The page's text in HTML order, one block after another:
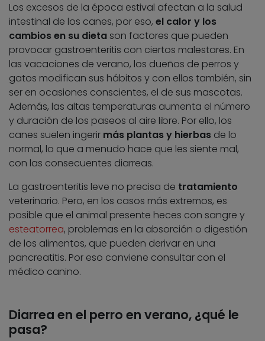
Los excesos de la época estival afectan a la salud
intestinal de los canes, por eso, el calor y los
cambios en su dieta son factores que pueden
provocar gastroenteritis con ciertos malestares. En
las vacaciones de verano, los dueños de perros y
gatos modifican sus hábitos y con ellos también, sin
ser en ocasiones conscientes, el de sus mascotas.
Además, las altas temperaturas aumenta el número
y duración de los paseos al aire libre. Por ello, los
canes suelen ingerir más plantas y hierbas de lo
normal, lo que a menudo hace que les siente mal,
con las consecuentes diarreas.
La gastroenteritis leve no precisa de tratamiento
veterinario. Pero, en los casos más extremos, es
posible que el animal presente heces con sangre y
esteatorrea, problemas en la absorción o digestión
de los alimentos, que pueden derivar en una
pancreatitis. Por eso conviene consultar con el
médico canino.
Diarrea en el perro en verano, ¿qué le
pasa?